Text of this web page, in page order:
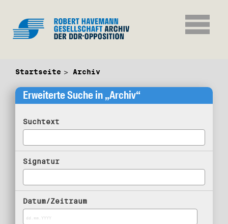
Startseite Archiv
Erweiterte Suche in „Archiv“
Suchtext
Signatur
Datum/Zeitraum